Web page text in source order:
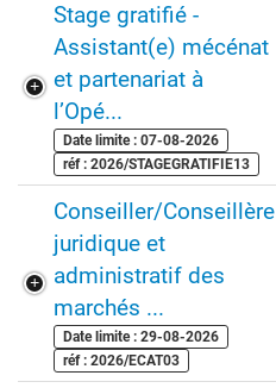
Stage gratifié -
Assistant(e) mécénat
et partenariat à
l’Opé...
Date limite : 07-08-2026
réf : 2026/STAGEGRATIFIE13
Conseiller/Conseillère
juridique et
administratif des
marchés ...
Date limite : 29-08-2026
réf : 2026/ECAT03